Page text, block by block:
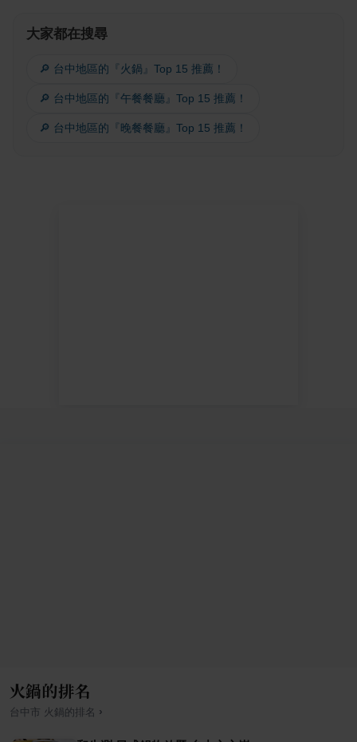
大家都在搜尋
🔎 台中地區的『火鍋』Top 15 推薦！
🔎 台中地區的『午餐餐廳』Top 15 推薦！
🔎 台中地區的『晚餐餐廳』Top 15 推薦！
火鍋的排名
台中市 火鍋 的排名 ›